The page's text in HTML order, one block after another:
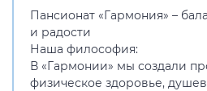
Пансионат «Гармония» –
и радости
Наша философия:
В «Гармонии» мы создали
физическое здоровье,